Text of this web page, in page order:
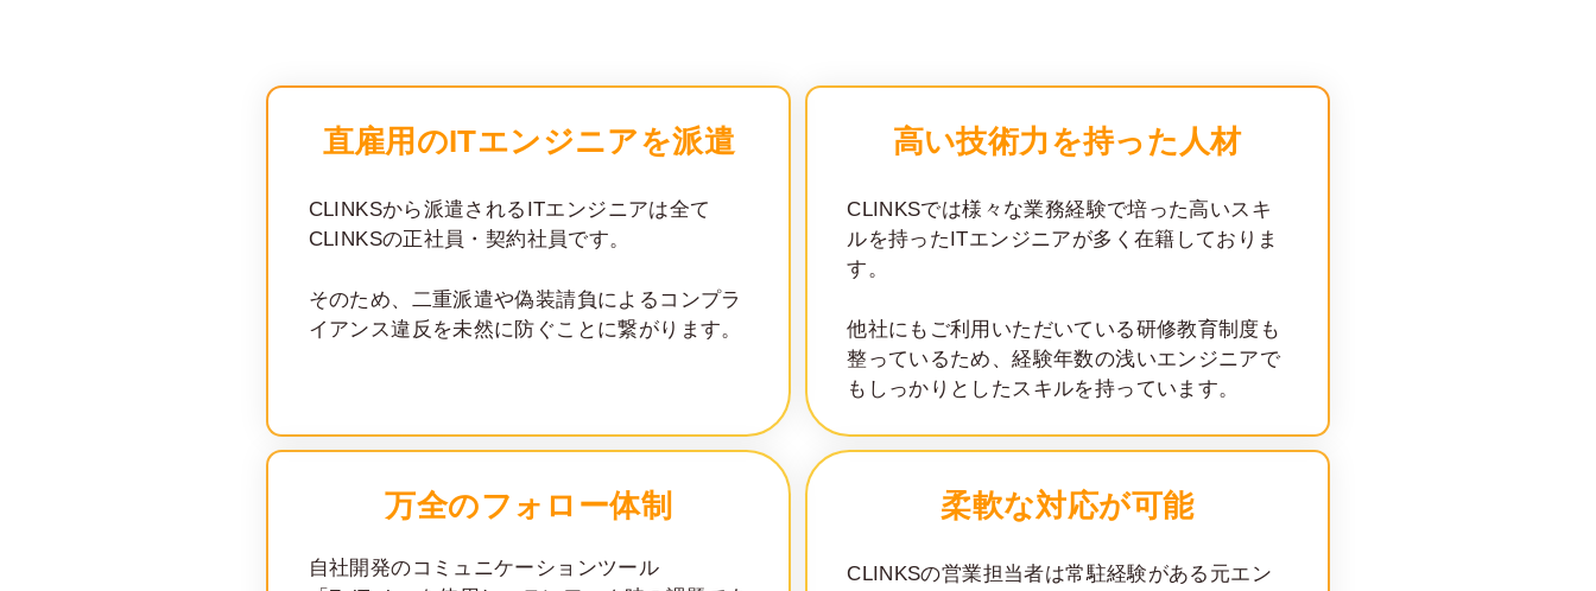
直雇用のITエンジニアを派遣
CLINKSから派遣されるITエンジニアは全て
CLINKSの正社員・契約社員です。
そのため、二重派遣や偽装請負によるコンプラ
イアンス違反を未然に防ぐことに繋がります。
高い技術力を持った人材
CLINKSでは様々な業務経験で培った高いスキ
ルを持ったITエンジニアが多く在籍しておりま
す。
他社にもご利用いただいている研修教育制度も
整っているため、経験年数の浅いエンジニアで
もしっかりとしたスキルを持っています。
万全のフォロー体制
自社開発のコミュニケーションツール
柔軟な対応が可能
CLINKSの営業担当者は常駐経験がある元エン